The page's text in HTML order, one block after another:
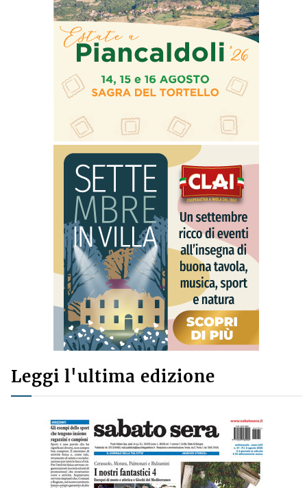
Leggi l'ultima edizione